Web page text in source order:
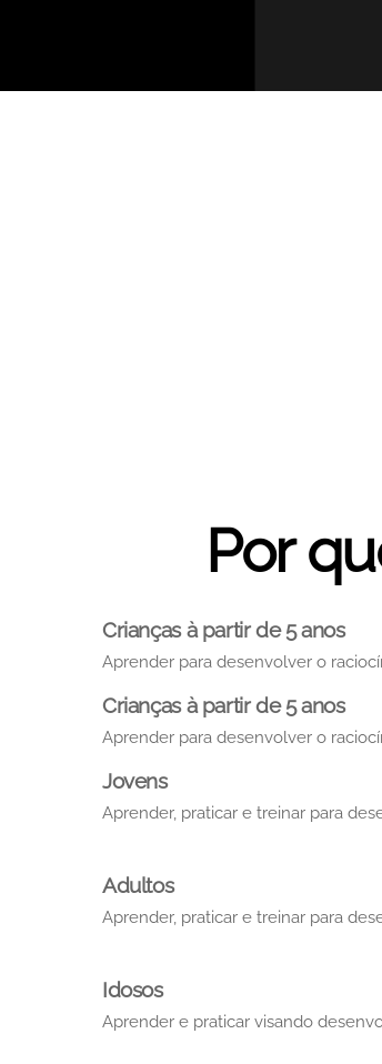
Por
Crianças à partir de 5 anos
Aprender para desenvolver o
Crianças à partir de 5 anos
Aprender para desenvolver o
Jovens
Aprender, praticar e treinar para
Adultos
Aprender, praticar e treinar para
Idosos
Aprender e praticar visando